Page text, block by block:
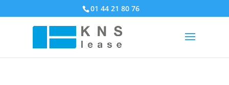
01 44 21 80 76